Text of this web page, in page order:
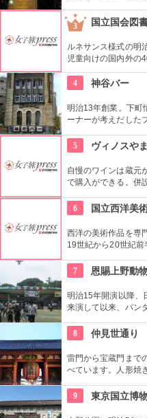
０組が出演する。昼
由席。
3 国立国会図
ルネサンス様式の明
児童向けの国内外の
けでなく大人も十分
でゆっくり過ごして
4 神谷バー
明治13年創業。下町
ーナーが考えだした
がいい。浅草を観光
5 ヴィノスや
自慢のワインは蔵元
で購入ができる。併
6
国立西洋美
西洋の美術作品を専
19世紀から20世紀前
家）たちの作品を見
ダンの「考える人」
が手掛け、建築・イ
7 恩賜上野動
明治15年開演以降、
来演して以来、パン
8
仲見世通り
雷門から宝蔵門まで
べています。人形焼
9
東京国立博